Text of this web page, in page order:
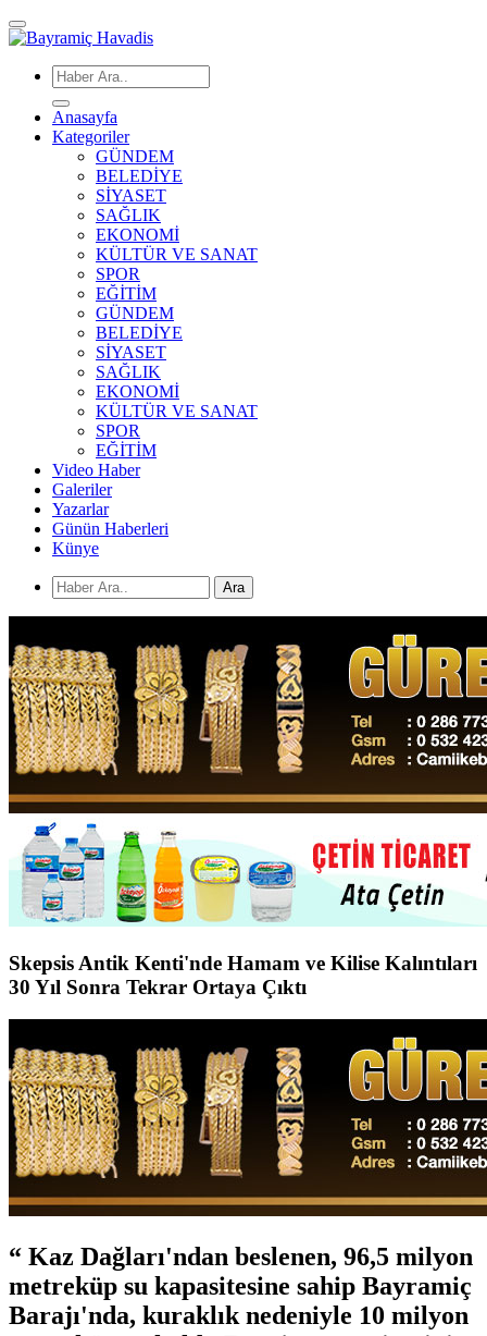
Anasayfa
Kategoriler
GÜNDEM
BELEDİYE
SİYASET
SAĞLIK
EKONOMİ
KÜLTÜR VE SANAT
SPOR
EĞİTİM
GÜNDEM
BELEDİYE
SİYASET
SAĞLIK
EKONOMİ
KÜLTÜR VE SANAT
SPOR
EĞİTİM
Video Haber
Galeriler
Yazarlar
Günün Haberleri
Künye
Ara
Skepsis Antik Kenti'nde Hamam ve Kilise Kalıntıları
30 Yıl Sonra Tekrar Ortaya Çıktı
Kaz Dağları'ndan beslenen, 96,5 milyon
metreküp su kapasitesine sahip Bayramiç
Barajı'nda, kuraklık nedeniyle 10 milyon